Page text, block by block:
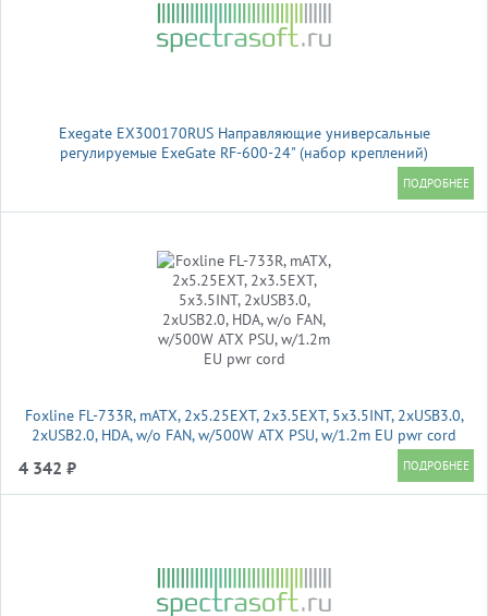
Exegate EX300170RUS Направляющие универсальные
регулируемые ExeGate RF-600-24" (набор креплений)
(продольные , высота 43 мм, длина в сложенном/раздвинутом
Foxline FL-733R, mATX, 2x5.25EXT, 2x3.5EXT, 5x3.5INT, 2xUSB3.0,
2xUSB2.0, HDA, w/o FAN, w/500W ATX PSU, w/1.2m EU pwr cord
4 342 ₽